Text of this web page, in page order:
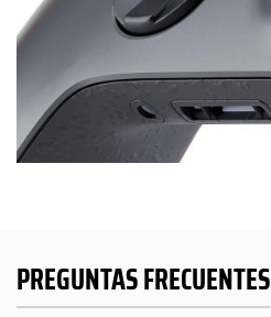
PREGUNTAS FRECUENTES